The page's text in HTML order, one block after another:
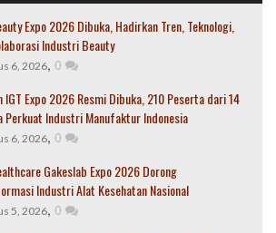
Expo 2026 Dibuka, Hadirkan Tren, Teknologi,
Industri Beauty
6, 2026, 0
IGT Expo 2026 Resmi Dibuka, 210 Peserta dari 14
Perkuat Industri Manufaktur Indonesia
6, 2026, 0
Gakeslab Expo 2026 Dorong
Industri Alat Kesehatan Nasional
5, 2026, 0